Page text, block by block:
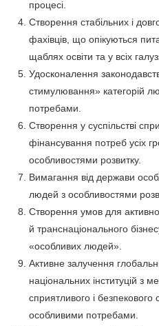
процесі.
Створення стабільних і
фахівців, що опікуються
щаблях освіти та у всіх
Удосконалення
стимулювання» категорій
потребами.
Створення у суспільстві
фінансування потреб усіх
особливостями розвитку.
Вимагання від держави
людей з особливостями
Створення умов для
й транснаціонального
«особливих людей».
Активне залучення
національних інституцій з
сприятливого і
особливими потребами.